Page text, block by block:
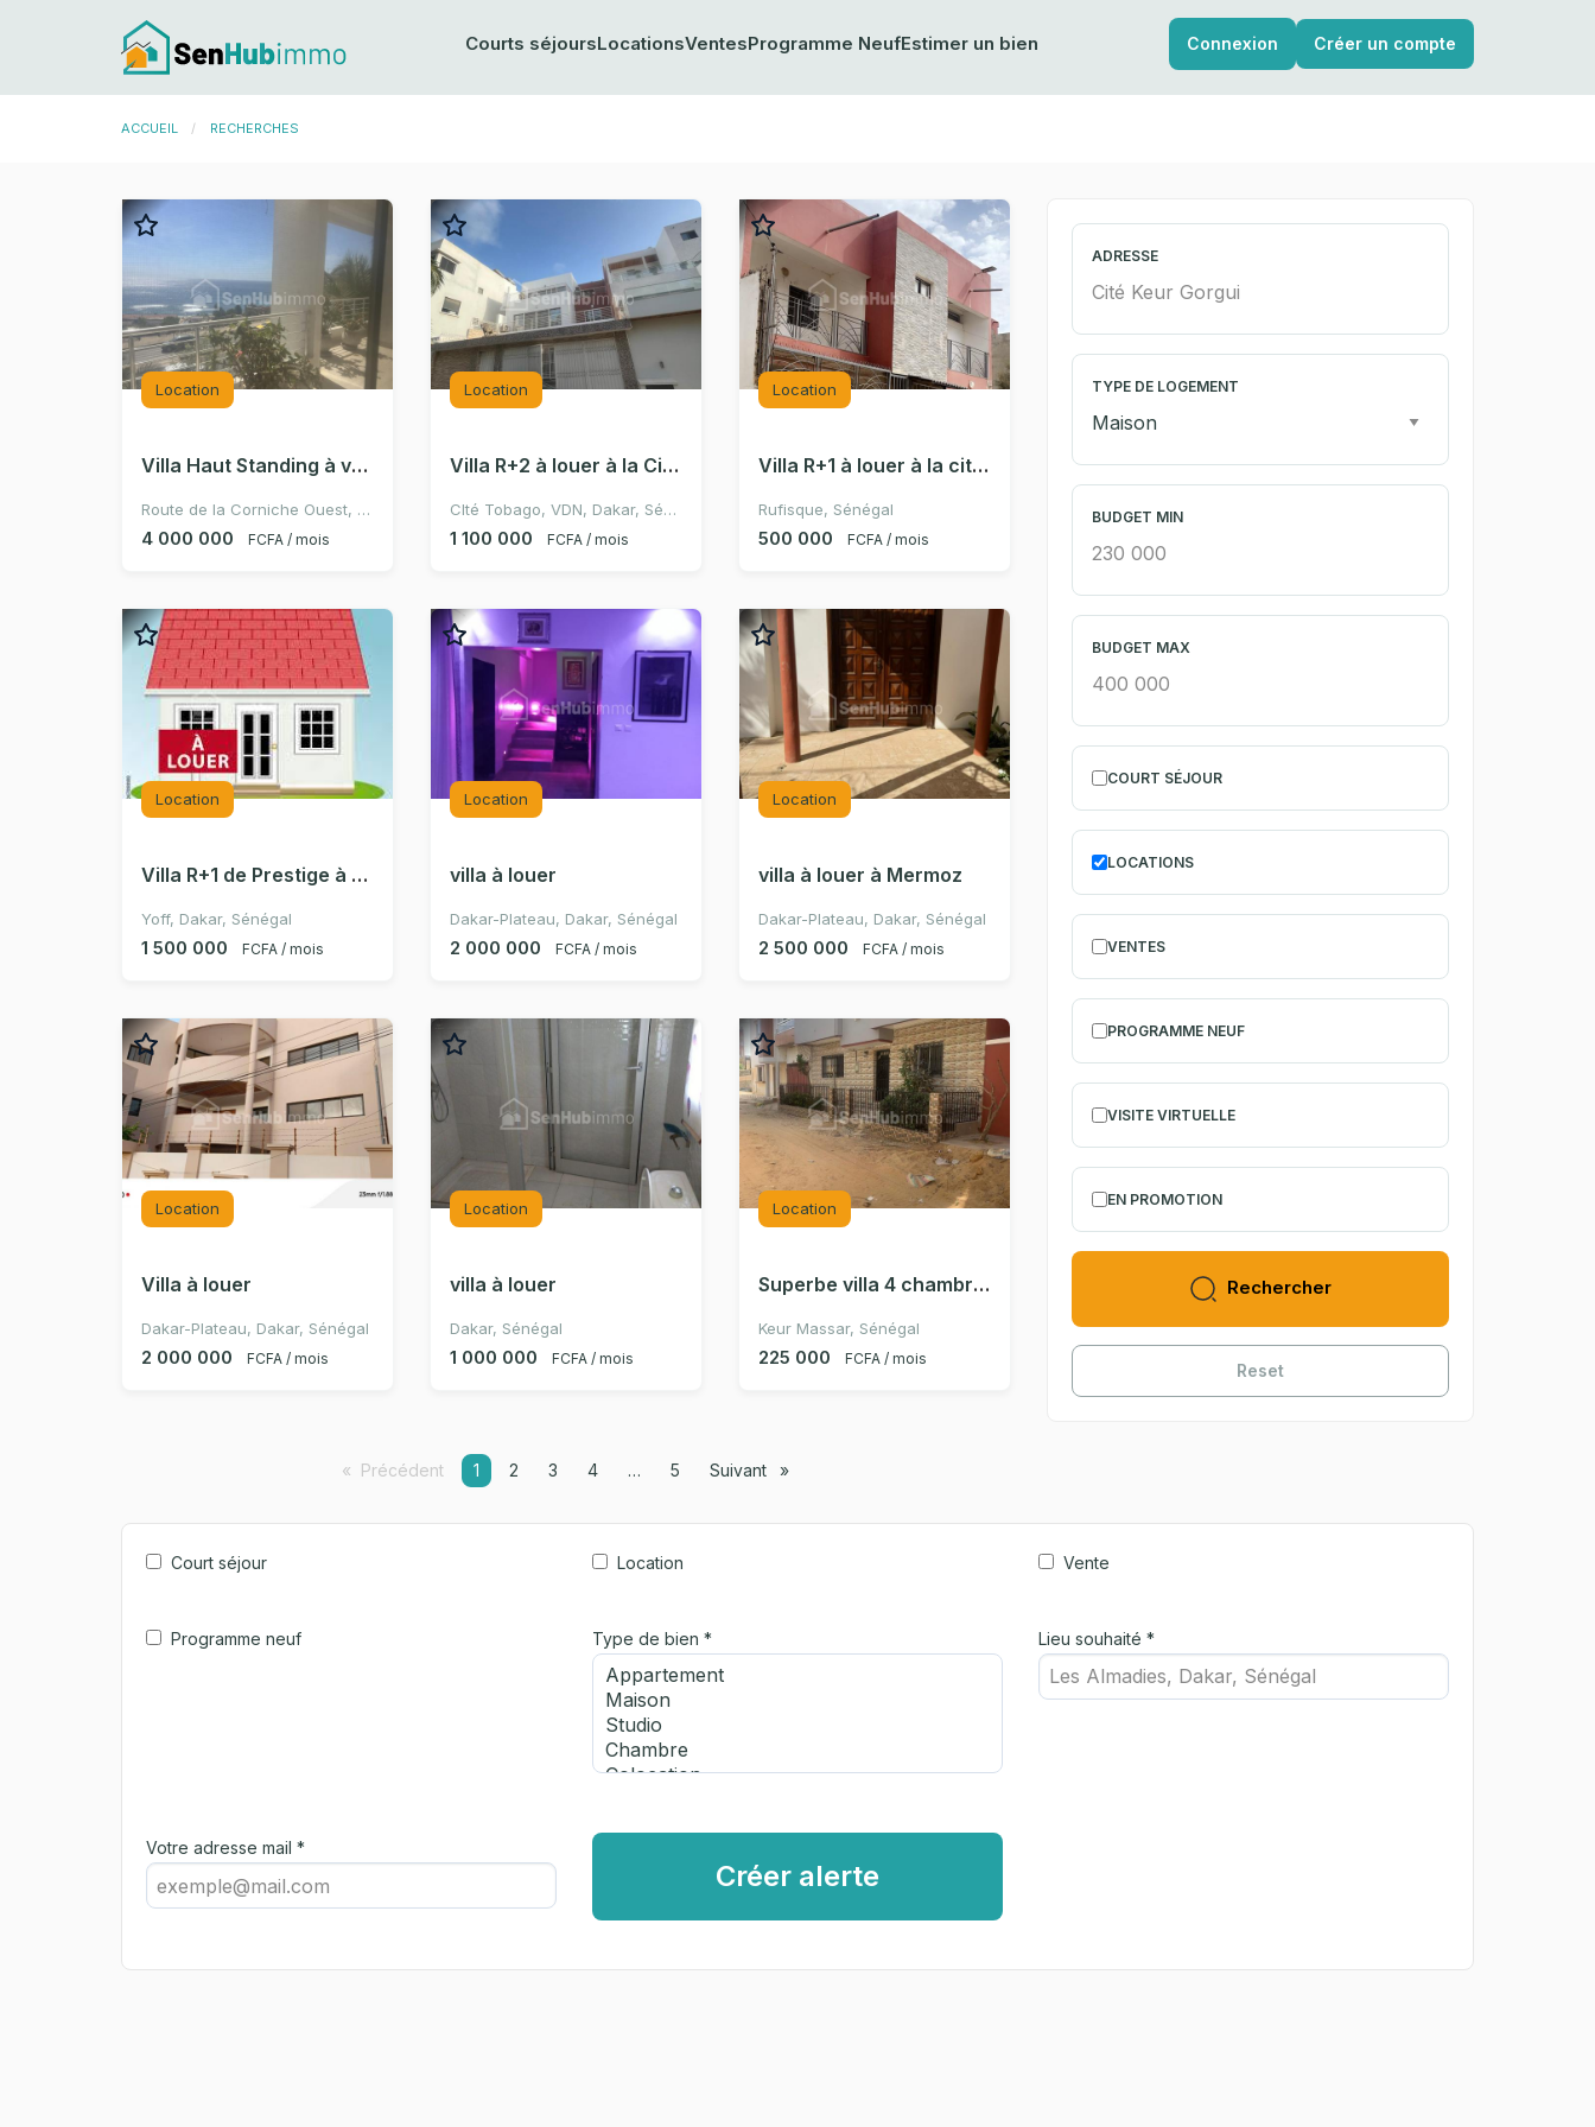
Courts séjoursLocationsVentesProgramme NeufEstimer un bien Connexion Créer un compte
ACCUEIL CURRENT:
RECHERCHES
Location
Villa Haut Standing à vendre au Mermoz
Route de la Corniche Ouest, Dakar, Sénégal
4 000 000 FCFA / mois
Location
Villa R+2 à louer à la Cité Tobago
CIté Tobago, VDN, Dakar, Sénégal
1 100 000 FCFA / mois
Location
Villa R+1 à louer à la cité holding baobab
Rufisque, Sénégal
500 000 FCFA / mois
Location
Villa R+1 de Prestige à Louer à Yoff BCEAO en Bordure de Mer
Yoff, Dakar, Sénégal
1 500 000 FCFA / mois
Location
villa à louer
Dakar-Plateau, Dakar, Sénégal
2 000 000 FCFA / mois
Location
villa à louer à Mermoz
Dakar-Plateau, Dakar, Sénégal
2 500 000 FCFA / mois
Location
Villa à louer
Dakar-Plateau, Dakar, Sénégal
2 000 000 FCFA / mois
Location
villa à louer
Dakar, Sénégal
1 000 000 FCFA / mois
Location
Superbe villa 4 chambres à Keur Massar - 225 000 F/mois
Keur Massar, Sénégal
225 000 FCFA / mois
PrécédentpageVous êtes à la page
1 2 3 4 5 Suivant page
ADRESSE
TYPE DE LOGEMENT
BUDGET MIN
BUDGET MAX
COURT SÉJOUR
LOCATIONS
VENTES
PROGRAMME NEUF
VISITE VIRTUELLE
EN PROMOTION
Rechercher
Reset
Court séjour Location Vente
Programme neuf Type de bien * Lieu souhaité *
Votre adresse mail *
Créer alerte